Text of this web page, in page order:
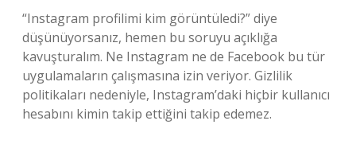
“Instagram profilimi kim görüntüledi?” diye
düşünüyorsanız, hemen bu soruyu açıklığa
kavuşturalım. Ne Instagram ne de Facebook bu tür
uygulamaların çalışmasına izin veriyor. Gizlilik
politikaları nedeniyle, Instagram’daki hiçbir kullanıcı
hesabını kimin takip ettiğini takip edemez.